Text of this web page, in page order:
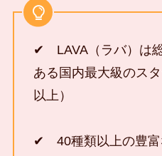
✔ LAVA（ラバ）は
ある国内最大級のス
以上）
✔ 40種類以上の豊富